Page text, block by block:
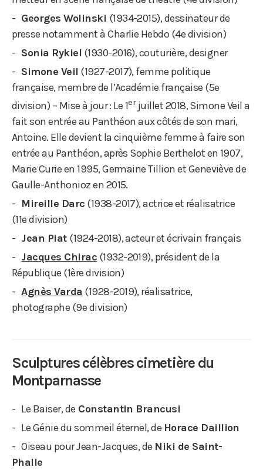
Georges Wolinski (1934-2015), dessinateur de
presse notamment à Charlie Hebdo (4e division)
Sonia Rykiel (1930-2016), couturière, designer
Simone Veil (1927-2017), femme politique
française, membre de l’Académie française (5e
division) – Mise à jour : Le 1erjuillet 2018, Simone Veil a
fait son entrée au Panthéon aux côtés de son mari,
Antoine. Elle devient la cinquième femme à faire son
entrée au Panthéon, après Sophie Berthelot en 1907,
Marie Curie en 1995, Germaine Tillion et Geneviève de
Gaulle-Anthonioz en 2015.
Mireille Darc (1938-2017), actrice et réalisatrice
(11e division)
Jean Piat (1924-2018), acteur et écrivain français
Jacques Chirac (1932-2019), président de la
République (1ère division)
Agnès Varda (1928-2019), réalisatrice,
photographe (9e division)
Sculptures célèbres cimetière du
Montparnasse
Le Baiser, de Constantin Brancusi
Le Génie du sommeil éternel, de Horace Daillion
Oiseau pour Jean-Jacques, de Niki de Saint-
Phalle